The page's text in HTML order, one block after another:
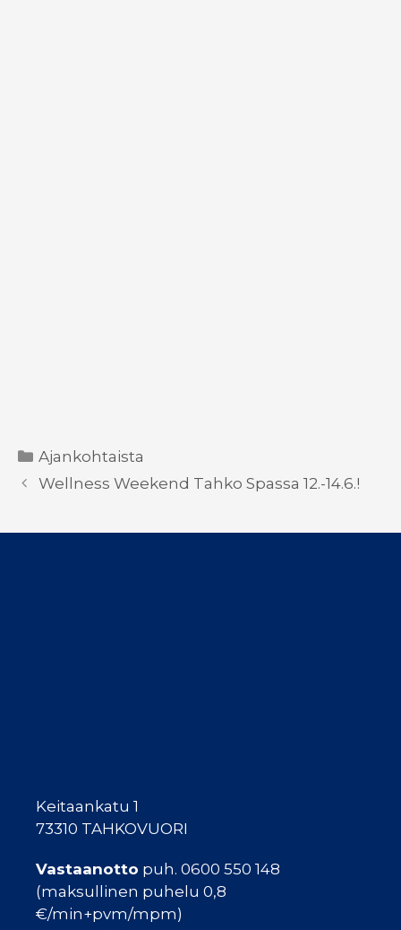
Kategoriat
Ajankohtaista
Wellness Weekend Tahko Spassa 12.-14.6.!
Keitaankatu 1
73310 TAHKOVUORI
Vastaanotto puh. 0600 550 148
(maksullinen puhelu 0,8
€/min+pvm/mpm)